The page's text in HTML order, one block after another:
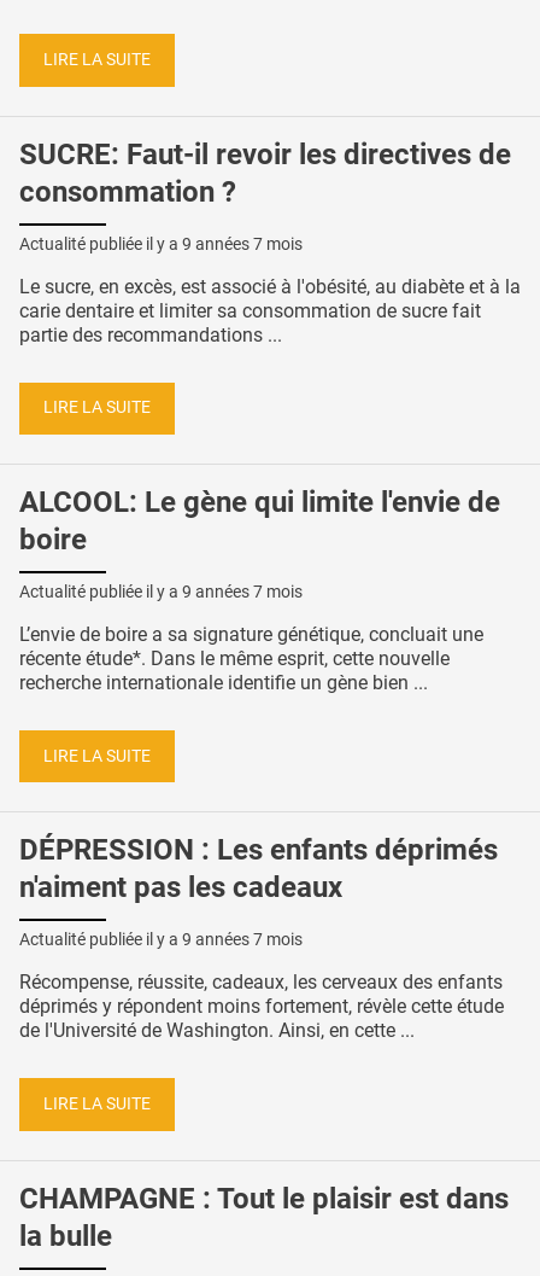
LIRE LA SUITE
SUCRE: Faut-il revoir les directives de
consommation ?
Actualité publiée il y a 9 années 7 mois
Le sucre, en excès, est associé à l'obésité, au diabète et à la
carie dentaire et limiter sa consommation de sucre fait
partie des recommandations ...
LIRE LA SUITE
ALCOOL: Le gène qui limite l'envie de
boire
Actualité publiée il y a 9 années 7 mois
L’envie de boire a sa signature génétique, concluait une
récente étude*. Dans le même esprit, cette nouvelle
recherche internationale identifie un gène bien ...
LIRE LA SUITE
DÉPRESSION : Les enfants déprimés
n'aiment pas les cadeaux
Actualité publiée il y a 9 années 7 mois
Récompense, réussite, cadeaux, les cerveaux des enfants
déprimés y répondent moins fortement, révèle cette étude
de l'Université de Washington. Ainsi, en cette ...
LIRE LA SUITE
CHAMPAGNE : Tout le plaisir est dans
la bulle